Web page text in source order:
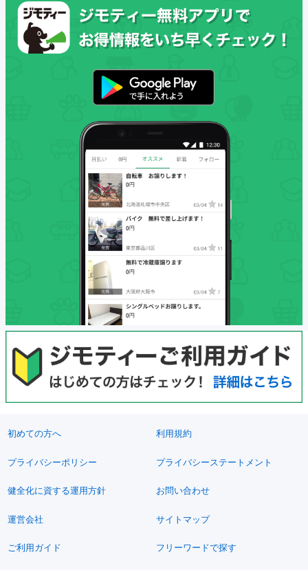
初めての方へ 利用規約
プライバシーポリシー プライバシーステートメント
健全化に資する運用方針 お問い合わせ
運営会社 サイトマップ
ご利用ガイド フリーワードで探す